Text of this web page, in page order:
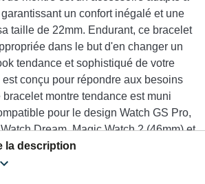
un confort inégalé et une
taille de 22mm. Endurant, ce bracelet
dans le but d'en changer un
tendance et sophistiqué de votre
conçu pour répondre aux besoins
montre tendance est muni
pour le design Watch GS Pro,
Dream, Magic Watch 2 (46mm) et
en vue de se marier
de la marque Honor, ce bracelet en
la description